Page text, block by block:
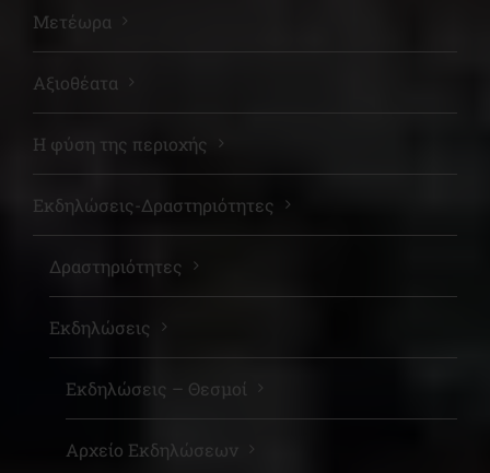
Μετέωρα
Αξιοθέατα
Η φύση της περιοχής
Εκδηλώσεις-Δραστηριότητες
Δραστηριότητες
Εκδηλώσεις
Εκδηλώσεις – Θεσμοί
Αρχείο Εκδηλώσεων